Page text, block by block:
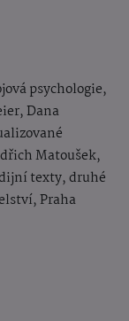
psychologie,
Dana
Matoušek,
texty, druhé
Praha